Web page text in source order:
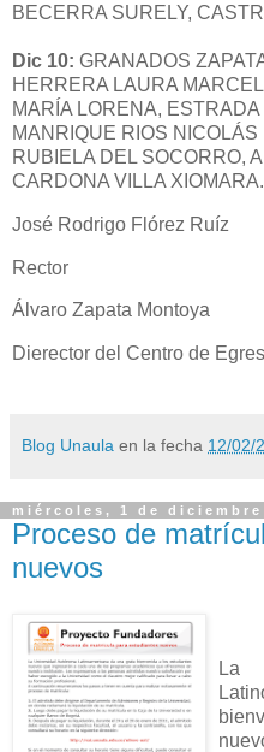
BECERRA SURELY,
Dic 10: GRANADOS
HERRERA LAURA
MARÍA LORENA,
MANRIQUE RIOS
RUBIELA DEL SOCORRO,
CARDONA VILLA XIOMARA.
José Rodrigo Flórez Ruíz
Rector
Álvaro Zapata Montoya
Dierector del Centro de
Blog Unaula en la fecha 12/02/
miércoles, 1 de diciembre
Proceso de
nuevos
La